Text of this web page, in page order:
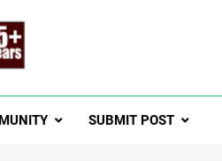
SUBMIT POST